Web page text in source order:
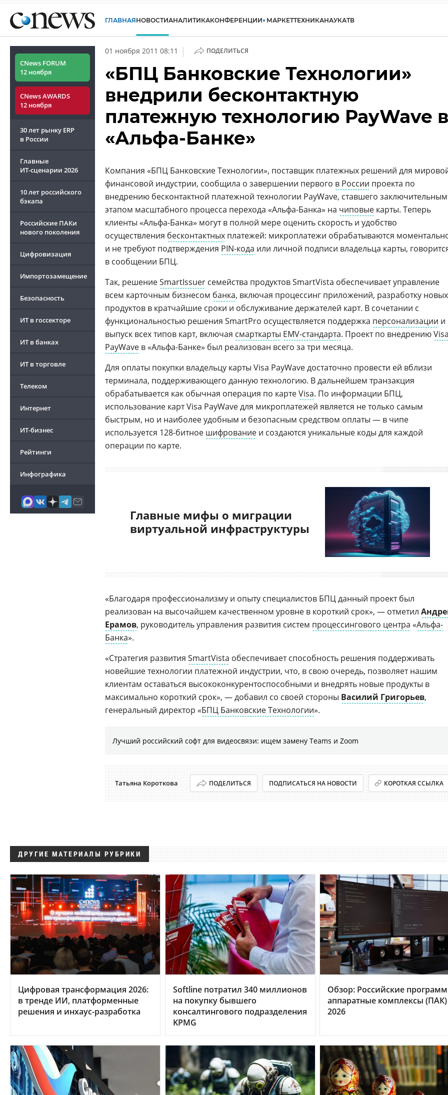
ГЛАВНАЯНОВОСТИАНАЛИТИКАКОНФЕРЕНЦИИ МАРКЕТТЕХНИКАНАУКАТВ
CNews FORUM
12 ноября
CNews AWARDS
12 ноября
30 лет рынку ERP
в России
Главные
ИТ-сценарии 2026
10 лет российского
бэкапа
Российские ПАКи
нового поколения
Цифровизация
Импортозамещение
Безопасность
ИТ в госсекторе
ИТ в банках
ИТ в торговле
Телеком
Интернет
ИТ-бизнес
Рейтинги
Инфографика
01 ноября 2011 08:11 | ПОДЕЛИТЬСЯ
«БПЦ Банковские Технологии»
внедрили бесконтактную
платежную технологию PayWave в
«Альфа-Банке»
Компания «БПЦ Банковские Технологии», поставщик платежных решений для
финансовой индустрии, сообщила о завершении первого в России проекта по
внедрению бесконтактной платежной технологии PayWave, ставшего заключительным
этапом масштабного процесса перехода «Альфа-Банка» на чиповые карты. Теперь
клиенты «Альфа-Банка» могут в полной мере оценить скорость и удобство
осуществления бесконтактных платежей: микроплатежи обрабатываются
и не требуют подтверждения PIN-кода или личной подписи владельца карты,
в сообщении БПЦ.
Так, решениеSmartIssuer семейства продуктов SmartVista обеспечивает управление
всем карточным бизнесом банка, включая процессинг приложений, разработку новых
продуктов в кратчайшие сроки и обслуживание держателей карт. В сочетании с
функциональностью решения SmartPro осуществляется поддержка персонализации и
выпуск всех типов карт, включая смарткарты EMV-стандарта. Проект по внедрению
PayWave в «Альфа-Банке» был реализован всего за три месяца.
Для оплаты покупки владельцу карты Visa PayWave достаточно провести ей вблизи
терминала, поддерживающего данную технологию. В дальнейшем транзакция
обрабатывается как обычная операция по картеVisa. По информации БПЦ,
использование карт Visa PayWave для микроплатежей является не только самым
быстрым, но и наиболее удобным и безопасным средством оплаты — в чипе
используется 128-битное шифрование и создаются уникальные коды для каждой
операции по карте.
Главные мифы о миграции
виртуальной инфраструктуры
«Благодаря профессионализму и опыту специалистов БПЦ данный проект был
реализован на высочайшем качественном уровне в короткий срок», — отметил
Ерамов, руководитель управления развития систем процессингового центра «Альфа-
Банка».
«Стратегия развития SmartVista обеспечивает способность решения поддерживать
новейшие технологии платежной индустрии, что, в свою очередь, позволяет нашим
клиентам оставаться высококонкурентоспособными и внедрять новые продукты в
максимально короткий срок», — добавил со своей стороны Василий Григорьев,
генеральный директор «БПЦ Банковские Технологии».
Лучший российский софт для видеосвязи: ищем замену Teams и Zoom
Татьяна Короткова ПОДЕЛИТЬСЯ ПОДПИСАТЬСЯ НА НОВОСТИ КОРОТКАЯ ССЫЛКА
ДРУГИЕ МАТЕРИАЛЫ РУБРИКИ
Цифровая трансформация 2026:
в тренде ИИ, платформенные
решения и инхаус-разработка
Softline потратил 340 миллионов
на покупку бывшего
консалтингового подразделения
KPMG
Обзор: Российские
аппаратные комплексы (ПАК)
2026